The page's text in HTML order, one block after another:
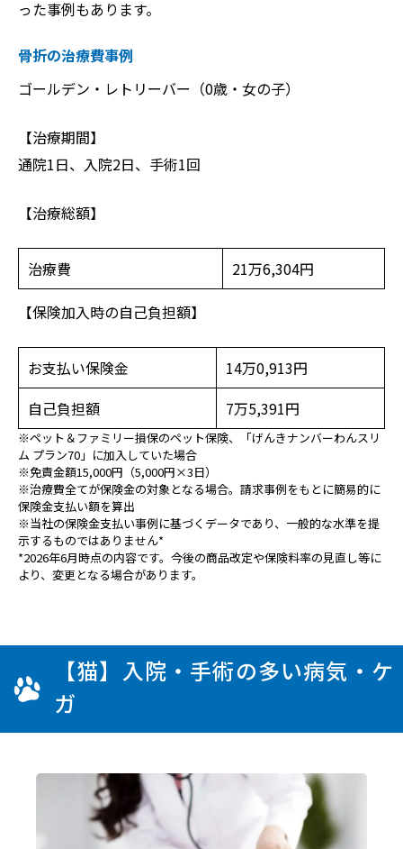
った事例もあります。
骨折の治療費事例
ゴールデン・レトリーバー（0歳・女の子）
【治療期間】
通院1日、入院2日、手術1回
【治療総額】
治療費
21万6,304円
【保険加入時の自己負担額】
お支払い保険金
14万0,913円
自己負担額
7万5,391円
※ペット＆ファミリー損保のペット保険、「げんきナンバーわんスリ
ム プラン70」に加入していた場合
※免責金額15,000円（5,000円×3日）
※治療費全てが保険金の対象となる場合。請求事例をもとに簡易的に
保険金支払い額を算出
※当社の保険金支払い事例に基づくデータであり、一般的な水準を提
示するものではありません*
*2026年6月時点の内容です。今後の商品改定や保険料率の見直し等に
より、変更となる場合があります。
【猫】入院・手術の多い病気・ケ
ガ